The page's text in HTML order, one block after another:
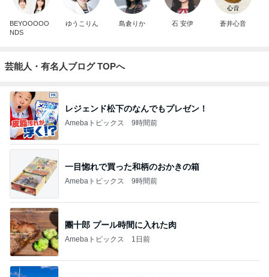
BEYOOOOO
NDS
ゆうこりん 島倉りか 石 安伊 蒼井心音
芸能人・有名人ブログ TOPへ
レジェンド松下のなんでもプレゼン！
Amebaトピックス 9時間前
一目惚れで買った和柄のおかきの箱
Amebaトピックス 9時間前
團十郎 プール時間に入れた肉
Amebaトピックス 1日前